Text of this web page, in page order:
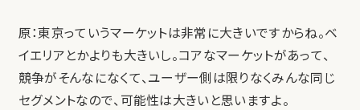
原：東京っていうマーケットは非常に大きいですからね。ベ
イエリアとかよりも大きいし。コアなマーケットがあって、
競争がそんなになくて、ユーザー側は限りなくみんな同じ
セグメントなので、可能性は大きいと思いますよ。